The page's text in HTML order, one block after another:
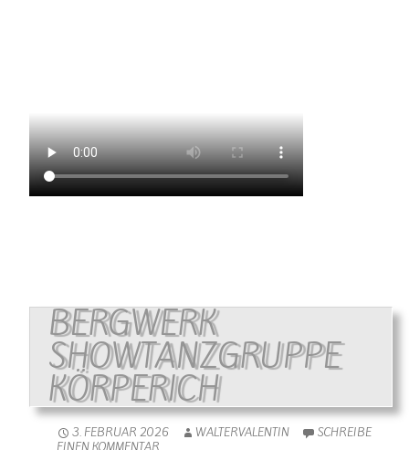
BERGWERK
SHOWTANZGRUPPE
KÖRPERICH
3. FEBRUAR 2026 WALTERVALENTIN
SCHREIBE
EINEN KOMMENTAR